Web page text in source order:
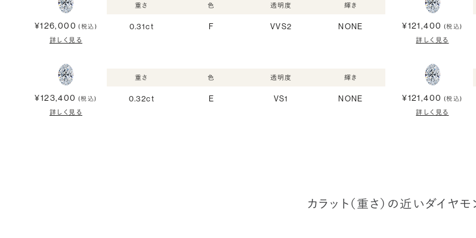
¥126,000 (税込)
詳しく見る
重さ
0.31ct
色
F
透明度
VVS2
輝き
NONE ¥121,400 (税込)
詳しく見る
¥123,400 (税込)
詳しく見る
重さ
0.32ct
色
E
透明度
VS1
輝き
NONE ¥121,400 (税込)
詳しく見る
カラット（重さ）の近いダイヤモ